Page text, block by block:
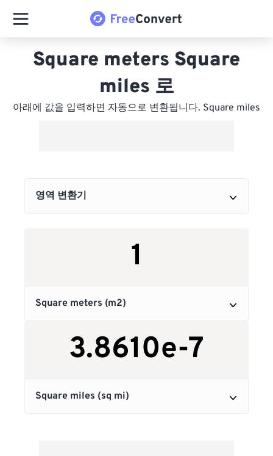
Square meters Square
miles 로
아래에 값을 입력하면 자동으로 변환됩니다. Square miles